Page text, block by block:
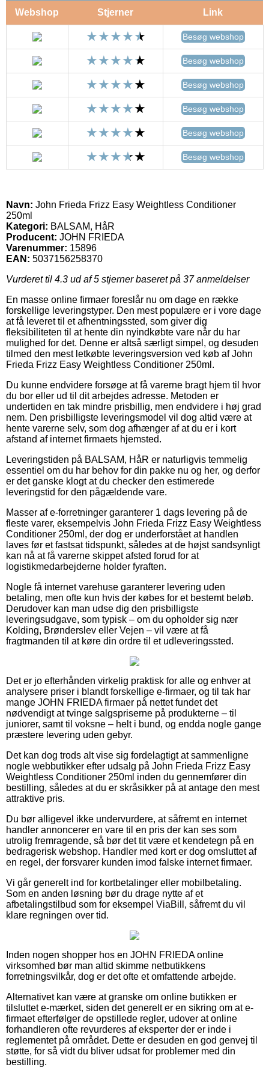
Webshop Stjerner Link
Besøg webshop
Besøg webshop
Besøg webshop
Besøg webshop
Besøg webshop
Besøg webshop
Navn: John Frieda Frizz Easy Weightless Conditioner
250ml
Kategori: BALSAM, HåR
Producent: JOHN FRIEDA
Varenummer: 15896
EAN: 5037156258370
Vurderet til 4.3 ud af 5 stjerner baseret på 37anmeldelser
En masse online firmaer foreslår nu om dage en række
forskellige leveringstyper. Den mest populære er i vore dage
at få leveret til et afhentningssted, som giver dig
fleksibiliteten til at hente din nyindkøbte vare når du har
mulighed for det. Denne er altså særligt simpel, og desuden
tilmed den mest letkøbte leveringsversion ved køb af John
Frieda Frizz Easy Weightless Conditioner 250ml.
Du kunne endvidere forsøge at få varerne bragt hjem til hvor
du bor eller ud til dit arbejdes adresse. Metoden er
undertiden en tak mindre prisbillig, men endvidere i høj grad
nem. Den prisbilligste leveringsmodel vil dog altid være at
hente varerne selv, som dog afhænger af at du er i kort
afstand af internet firmaets hjemsted.
Leveringstiden på BALSAM, HåR er naturligvis temmelig
essentiel om du har behov for din pakke nu og her, og derfor
er det ganske klogt at du checker den estimerede
leveringstid for den pågældende vare.
Masser af e-forretninger garanterer 1 dags levering på de
fleste varer, eksempelvis John Frieda Frizz Easy Weightless
Conditioner 250ml, der dog er underforstået at handlen
laves før et fastsat tidspunkt, således at de højst sandsynligt
kan nå at få varerne skippet afsted forud for at
logistikmedarbejderne holder fyraften.
Nogle få internet varehuse garanterer levering uden
betaling, men ofte kun hvis der købes for et bestemt beløb.
Derudover kan man udse dig den prisbilligste
leveringsudgave, som typisk – om du opholder sig nær
Kolding, Brønderslev eller Vejen – vil være at få
fragtmanden til at køre din ordre til et udleveringssted.
Det er jo efterhånden virkelig praktisk for alle og enhver at
analysere priser i blandt forskellige e-firmaer, og til tak har
mange JOHN FRIEDA firmaer på nettet fundet det
nødvendigt at tvinge salgspriserne på produkterne – til
juniorer, samt til voksne – helt i bund, og endda nogle gange
præstere levering uden gebyr.
Det kan dog trods alt vise sig fordelagtigt at sammenligne
nogle webbutikker efter udsalg på John Frieda Frizz Easy
Weightless Conditioner 250ml inden du gennemfører din
bestilling, således at du er skråsikker på at antage den mest
attraktive pris.
Du bør alligevel ikke undervurdere, at såfremt en internet
handler annoncerer en vare til en pris der kan ses som
utrolig fremragende, så bør det tit være et kendetegn på en
bedragerisk webshop. Handler med kort er dog omsluttet af
en regel, der forsvarer kunden imod falske internet firmaer.
Vi går generelt ind for kortbetalinger eller mobilbetaling.
Som en anden løsning bør du drage nytte af et
afbetalingstilbud som for eksempel ViaBill, såfremt du vil
klare regningen over tid.
Inden nogen shopper hos en JOHN FRIEDA online
virksomhed bør man altid skimme netbutikkens
forretningsvilkår, dog er det ofte et omfattende arbejde.
Alternativet kan være at granske om online butikken er
tilsluttet e-mærket, siden det generelt er en sikring om at e-
firmaet efterfølger de opstillede regler, udover at online
forhandleren ofte revurderes af eksperter der er inde i
reglementet på området. Dette er desuden en god genvej til
støtte, for så vidt du bliver udsat for problemer med din
bestilling.